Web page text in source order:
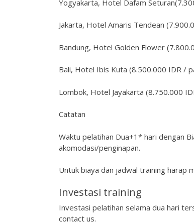
Yogyakarta, Hotel Dafam
Jakarta, Hotel Amaris Tendean
Bandung, Hotel Golden Flower
Bali, Hotel Ibis Kuta (8.500.000 IDR /
Lombok, Hotel Jayakarta (8.750.000
Catatan
Waktu pelatihan Dua+1* hari dengan
akomodasi/penginapan.
Untuk biaya dan jadwal training harap
Investasi training
Investasi pelatihan selama dua hari
contact us.